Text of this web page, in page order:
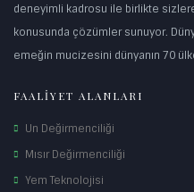
deneyimli kadrosu ile birlikte
konusunda çözümler sunuyor.
emeğin mucizesini dünyanın 70
FAALİYET ALANLARI
Un Değirmenciliği
Mısır Değirmenciliği
Yem Teknolojisi